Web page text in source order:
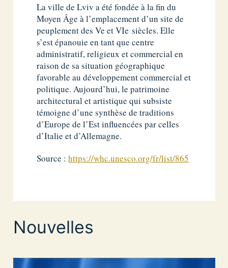
La ville de Lviv a été fondée à la fin du
Moyen Âge à l’emplacement d’un site de
peuplement des Ve et VIe siècles. Elle
s’est épanouie en tant que centre
administratif, religieux et commercial en
raison de sa situation géographique
favorable au développement commercial et
politique. Aujourd’hui, le patrimoine
architectural et artistique qui subsiste
témoigne d’une synthèse de traditions
d’Europe de l’Est influencées par celles
d’Italie et d’Allemagne.
Source :https://whc.unesco.org/fr/list/865
Nouvelles